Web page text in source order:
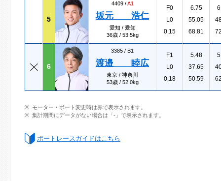
5
4409 /A1
坂元 浩仁
愛知 / 愛知
36歳 / 53.5kg
F0
L0
0.15
6.75
55.05
68.81
6
3385 / B1
渡邉 睦広
東京 / 神奈川
53歳 / 52.0kg
F1
L0
0.18
5.48
37.65
50.59
モーター・ボート変更時は赤で表示されます。
集計期間にデータがない場合は「-」で表示されます。
ボートレースガイドはこちら